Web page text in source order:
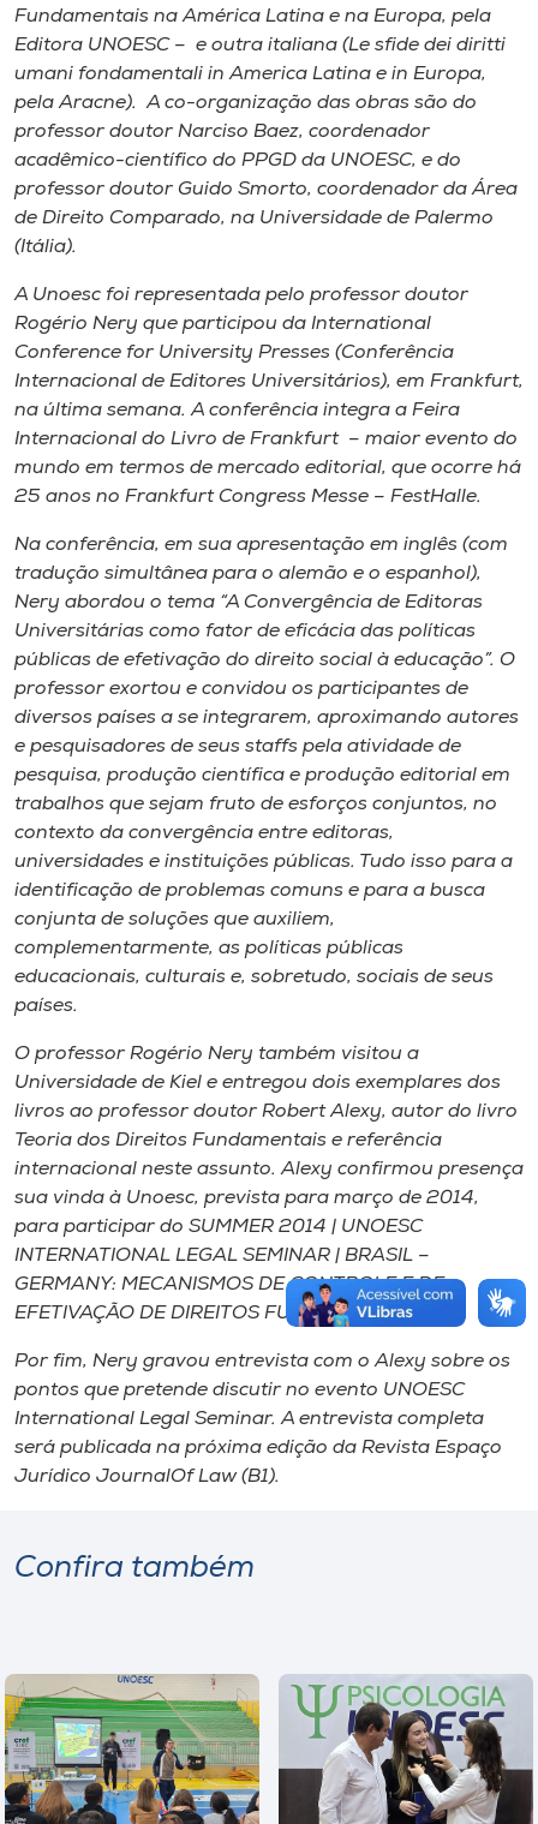
A+
A-
Fundamentais na América Latina e na Europa, pela
Editora UNOESC – e outra italiana (Le sfide dei diritti
umani fondamentali in America Latina e in Europa,
pela Aracne). A co-organização das obras são do
professor doutor Narciso Baez, coordenador
acadêmico-científico do PPGD da UNOESC, e do
professor doutor Guido Smorto, coordenador da Área
de Direito Comparado, na Universidade de Palermo
(Itália).
A Unoesc foi representada pelo professor doutor
Rogério Nery que participou da International
Conference for University Presses (Conferência
Internacional de Editores Universitários), em Frankfurt,
na última semana. A conferência integra a Feira
Internacional do Livro de Frankfurt – maior evento do
mundo em termos de mercado editorial, que ocorre há
25 anos no Frankfurt Congress Messe – FestHalle.
Na conferência, em sua apresentação em inglês (com
tradução simultânea para o alemão e o espanhol),
Nery abordou o tema “A Convergência de Editoras
Universitárias como fator de eficácia das políticas
públicas de efetivação do direito social à educação”. O
professor exortou e convidou os participantes de
diversos países a se integrarem, aproximando autores
e pesquisadores de seus staffs pela atividade de
pesquisa, produção científica e produção editorial em
trabalhos que sejam fruto de esforços conjuntos, no
contexto da convergência entre editoras,
universidades e instituições públicas. Tudo isso para a
identificação de problemas comuns e para a busca
conjunta de soluções que auxiliem,
complementarmente, as políticas públicas
educacionais, culturais e, sobretudo, sociais de seus
países.
O professor Rogério Nery também visitou a
Universidade de Kiel e entregou dois exemplares dos
livros ao professor doutor Robert Alexy, autor do livro
Teoria dos Direitos Fundamentais e referência
internacional neste assunto. Alexy confirmou presença
sua vinda à Unoesc, prevista para março de 2014,
para participar do SUMMER 2014 | UNOESC
INTERNATIONAL LEGAL SEMINAR | BRASIL –
GERMANY: MECANISMOS DE CONTROLE E DE
EFETIVAÇÃO DE DIREITOS FUNDAMENTAIS.
Por fim, Nery gravou entrevista com o Alexy sobre os
pontos que pretende discutir no evento UNOESC
International Legal Seminar. A entrevista completa
será publicada na próxima edição da Revista Espaço
Jurídico JournalOf Law (B1).
Confira também